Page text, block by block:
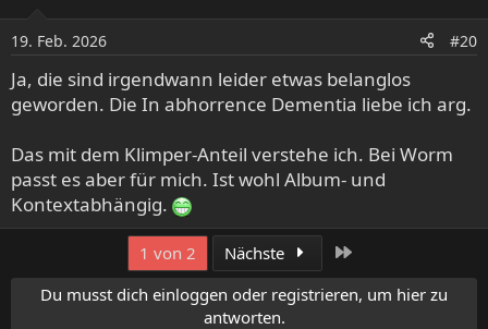
n
e
n
:
19. Feb. 2026 #20
Ja, die sind irgendwann leider etwas belanglos
geworden. Die In abhorrence Dementia liebe ich arg.
Das mit dem Klimper-Anteil verstehe ich. Bei Worm
passt es aber für mich. Ist wohl Album- und
Kontextabhängig.
1 von 2 Nächste
Du musst dich einloggen oder registrieren, um hier zu
antworten.